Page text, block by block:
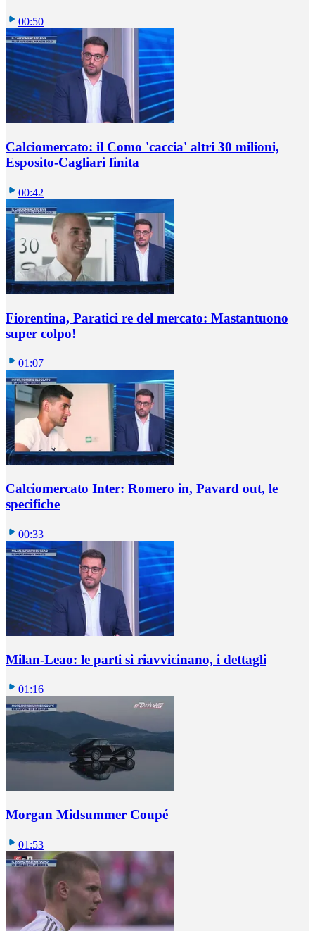
00:50
Calciomercato: il Como 'caccia' altri 30 milioni,
Esposito-Cagliari finita
00:42
Fiorentina, Paratici re del mercato: Mastantuono
super colpo!
01:07
Calciomercato Inter: Romero in, Pavard out, le
specifiche
00:33
Milan-Leao: le parti si riavvicinano, i dettagli
01:16
Morgan Midsummer Coupé
01:53